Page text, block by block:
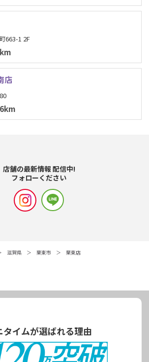
663-1 2F
店
店舗の最新情報 配信中!
フォローください
滋賀県 栗東市 栗東店
タイムが選ばれる理由